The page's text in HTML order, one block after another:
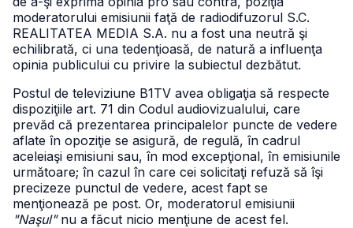
moderatorului emisiunii faţă de radiodifuzorul S.C.
REALITATEA MEDIA S.A. nu a fost una neutră şi
echilibrată, ci una tedenţioasă, de natură a influenţa
opinia publicului cu privire la subiectul dezbătut.
Postul de televiziune B1TV avea obligaţia să respecte
dispoziţiile art. 71 din Codul audiovizualului, care
prevăd că prezentarea principalelor puncte de vedere
aflate în opoziţie se asigură, de regulă, în cadrul
aceleiaşi emisiuni sau, în mod excepţional, în emisiunile
următoare; în cazul în care cei solicitaţi refuză să îşi
precizeze punctul de vedere, acest fapt se
menţionează pe post. Or, moderatorul emisiunii
"Naşul"nu a făcut nicio menţiune de acest fel.